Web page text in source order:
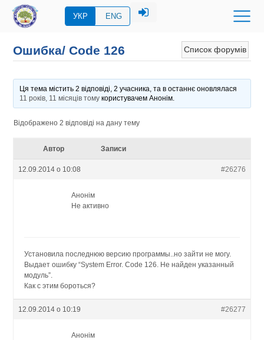
УКР ENG
Список форумів
Ошибка/ Code 126
Ця тема містить 2 відповіді, 2 учасника, та в останнє оновлялася
11 років, 11 місяців томукористувачем Анонім.
Відображено 2 відповіді на дану тему
Автор Записи
12.09.2014 о 10:08 #26276
Анонім
Не активно
Установила последнюю версию программы..но зайти не могу.
Выдает ошибку “System Error. Code 126. Не найден указанный
модуль”.
Как с этим бороться?
12.09.2014 о 10:19 #26277
Анонім